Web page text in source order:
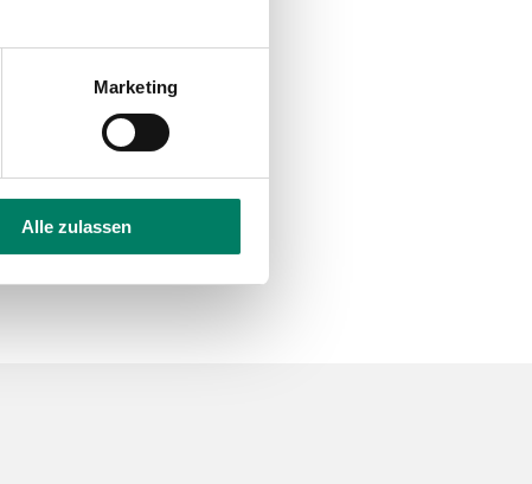
Marketing
Alle zulassen